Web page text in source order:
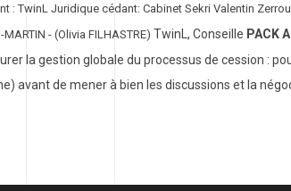
: TwinL Juridique cédant: Cabinet Sekri Valentin
- (Olivia FILHASTRE) TwinL, Conseille PACK
la gestion globale du processus de cession :
avant de mener à bien les discussions et la